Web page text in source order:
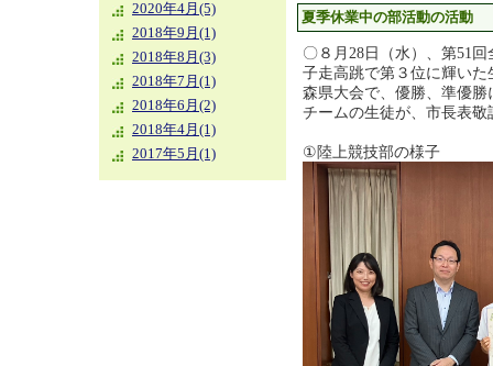
2020年4月(5)
2018年9月(1)
2018年8月(3)
2018年7月(1)
2018年6月(2)
2018年4月(1)
2017年5月(1)
夏季休業中の部活動の活動
〇８月28日（水）、第51
子走高跳で第３位に輝い
森県大会で、優勝、準優
チームの生徒が、市長表
①陸上競技部の様子